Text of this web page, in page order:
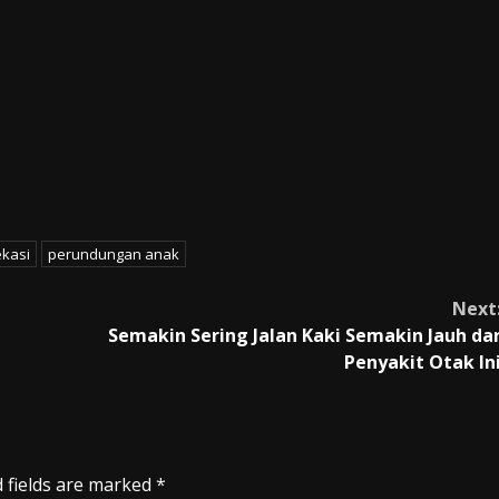
perundungan anak
Semakin Sering Jalan Kaki Semakin Jauh
Penyakit Otak Ini
fields are marked *